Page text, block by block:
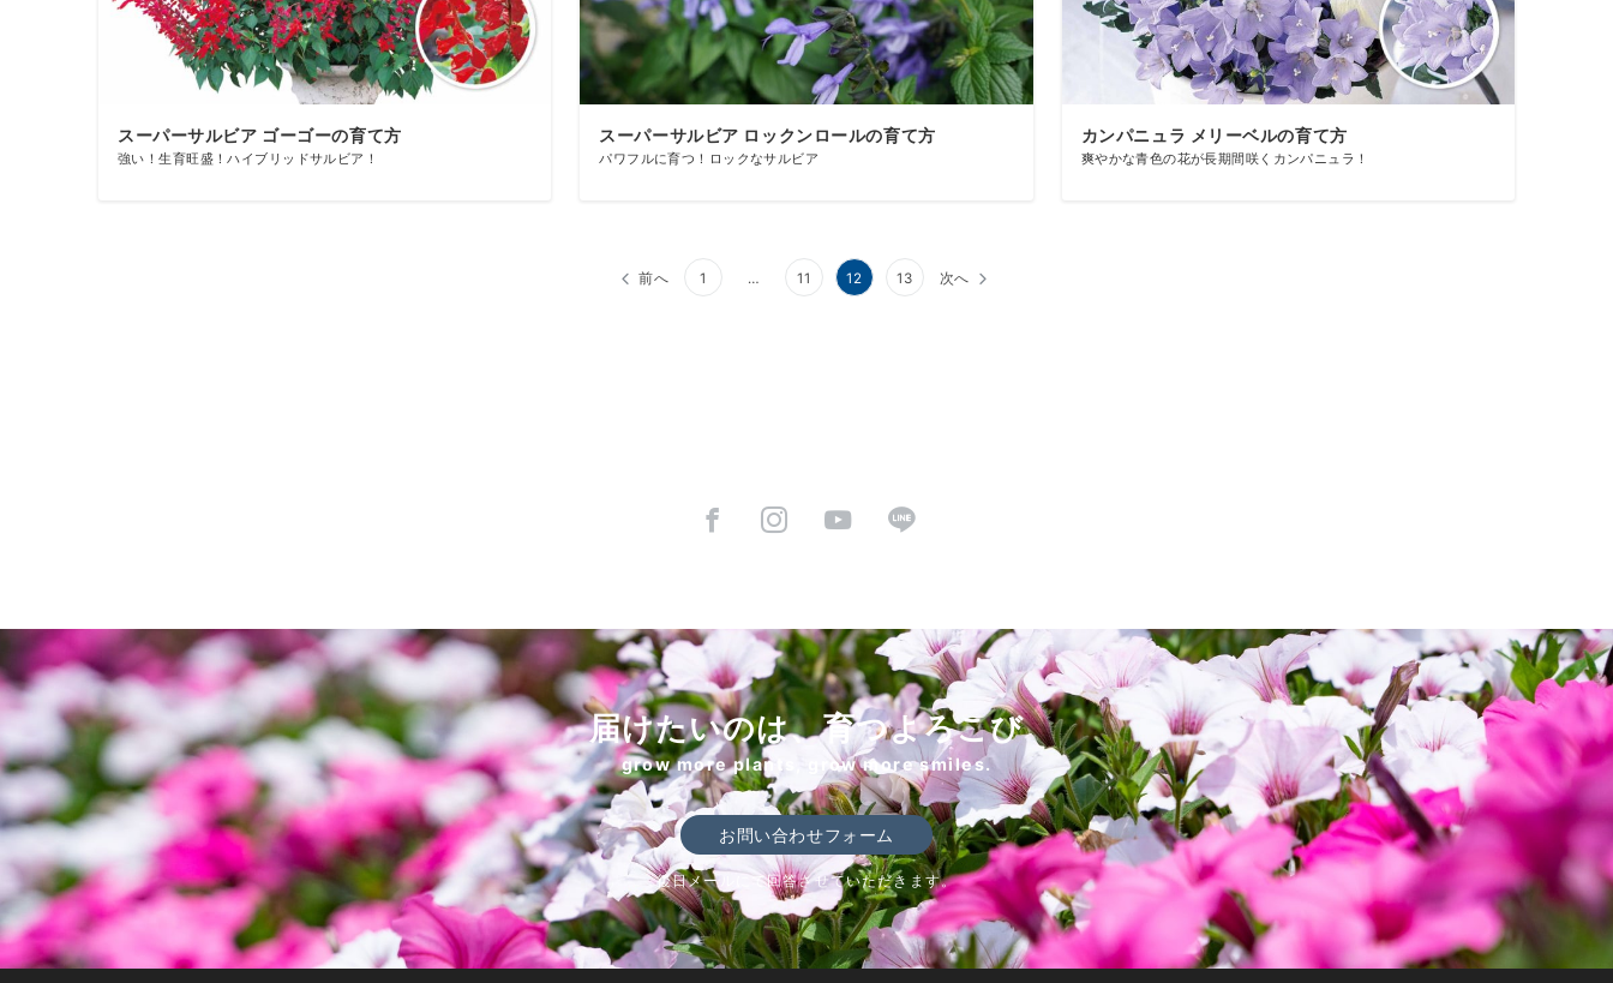
スーパーサルビア ゴーゴーの育て方
強い！生育旺盛！ハイブリッドサルビア！
スーパーサルビア ロックンロールの育て方
パワフルに育つ！ロックなサルビア
カンパニュラ メリーベルの育て方
爽やかな青色の花が長期間咲くカンパニュラ！
前へ 1 … 11 12 13 次へ
届けたいのは、育つよろこび
grow more plants, grow more smiles.
お問い合わせフォーム
後日メールにて回答させていただきます。